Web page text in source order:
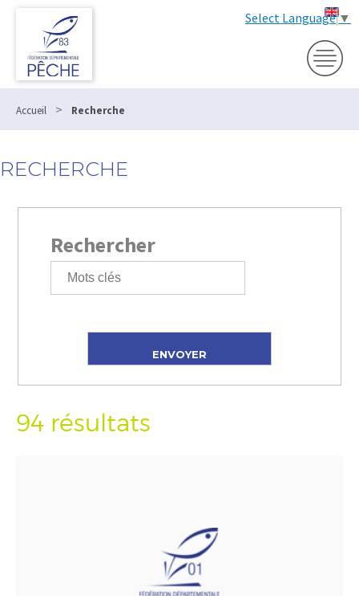
Select Language▼
Accueil > Recherche
RECHERCHE
Rechercher
94 résultats